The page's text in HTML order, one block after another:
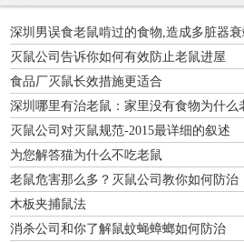
深圳男误食老鼠啃过的食物,造成多脏器衰
灭鼠公司告诉你如何有效防止老鼠进屋
食品厂灭鼠长效措施更适合
深圳哪里有治老鼠：家里没有食物为什么
灭鼠公司对灭鼠规范-2015最详细的叙述
为您解答猫为什么不吃老鼠
老鼠危害那么多？灭鼠公司教你如何防治
木板夹捕鼠法
消杀公司和你了解鼠蚊蝇蟑螂如何防治